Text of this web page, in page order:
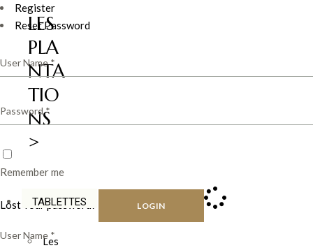
LES
PLA
NTA
TIO
NS
>
TABLETTES
Les
Register
Reset Password
Remember me
Lost Your password? LOGIN